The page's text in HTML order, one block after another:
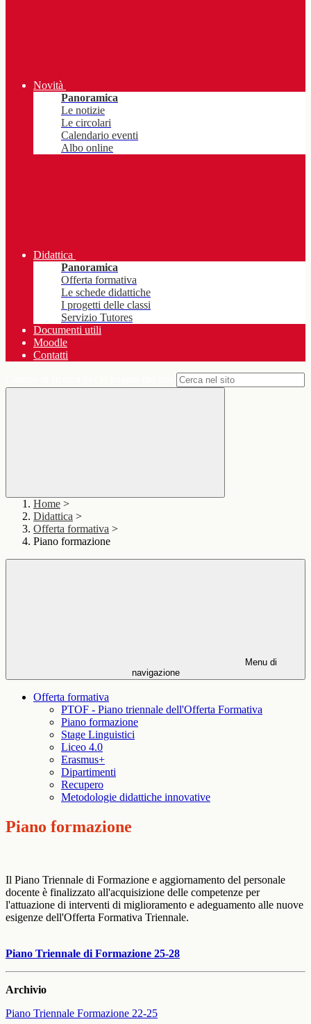
Novità
Panoramica
Le notizie
Le circolari
Calendario eventi
Albo online
Didattica
Panoramica
Offerta formativa
Le schede didattiche
I progetti delle classi
Servizio Tutores
Documenti utili
Moodle
Contatti
Home >
Didattica >
Offerta formativa >
Piano formazione
Menu di
navigazione
Offerta formativa
PTOF - Piano triennale dell'Offerta Formativa
Piano formazione
Stage Linguistici
Liceo 4.0
Erasmus+
Dipartimenti
Recupero
Metodologie didattiche innovative
Piano formazione
Il Piano Triennale di Formazione e aggiornamento del personale
docente è finalizzato all'acquisizione delle competenze per
l'attuazione di interventi di miglioramento e adeguamento alle nuove
esigenze dell'Offerta Formativa Triennale.
Piano Triennale di Formazione 25-28
Archivio
Piano Triennale Formazione 22-25